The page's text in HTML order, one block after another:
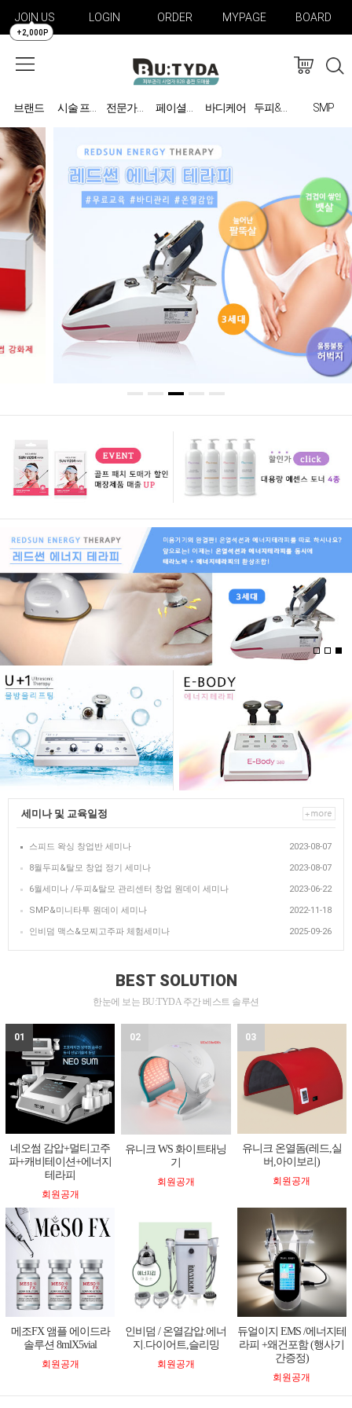
JOIN US
+2,000P
LOGIN ORDER MYPAGE BOARD
브랜드 시술 프로그램 전문가용 미용기기 페이셜케어 바디케어 두피&탈모 관리 SMP
세미나 및 교육일정
스피드 왁싱 창업반 세미나 2023-08-07
8월두피&탈모 창업 정기 세미나 2023-08-07
6월세미나 /두피&탈모 관리센터 창업 원데이 세미나 2023-06-22
SMP&미니타투 원데이 세미나 2022-11-18
인비덤 맥스&모찌고주파 체험세미나 2025-09-26
BEST SOLUTION
한눈에 보는 BU:TYDA 주간 베스트 솔루션
01
네오썸 감압+멀티고주
파+캐비테이션+에너지
테라피
회원공개
02
유니크 WS 화이트태닝
기
회원공개
03
유니크 온열돔(레드,실
버,아이보리)
회원공개
메조FX 앰플 에이드라
솔루션 8mlX5vial
회원공개
인비덤 / 온열감압.에너
지.다이어트,슬리밍
회원공개
듀얼이지 EMS /에너지테
라피 +왜건포함 (행사기
간증정)
회원공개